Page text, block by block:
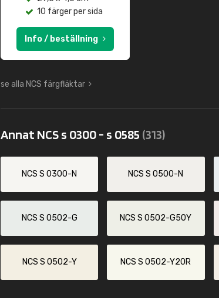
10 färger per sida
Info / beställning
se alla NCS färgfläktar
Annat NCS s 0300 - s 0585 (313)
NCS S 0300-N NCS S 0500-N
NCS S 0502-G NCS S 0502-G50Y
NCS S 0502-Y NCS S 0502-Y20R